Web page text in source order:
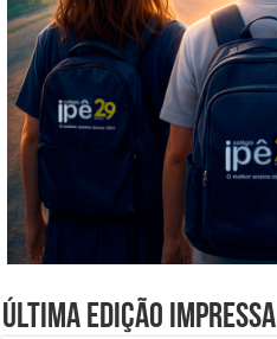
Última edição impressa